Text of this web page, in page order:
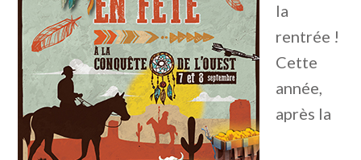
la
rentrée !
Cette
année,
après la